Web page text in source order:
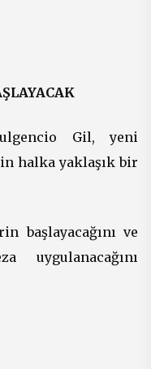
Gil, yeni
halka yaklaşık bir
başlayacağını ve
uygulanacağını